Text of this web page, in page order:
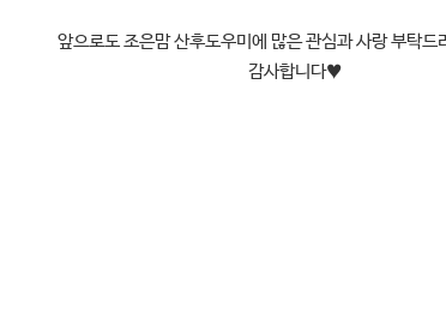
앞으로도 조은맘 산후도우미에 많은 관심과 사랑 부탁드
감사합니다♥